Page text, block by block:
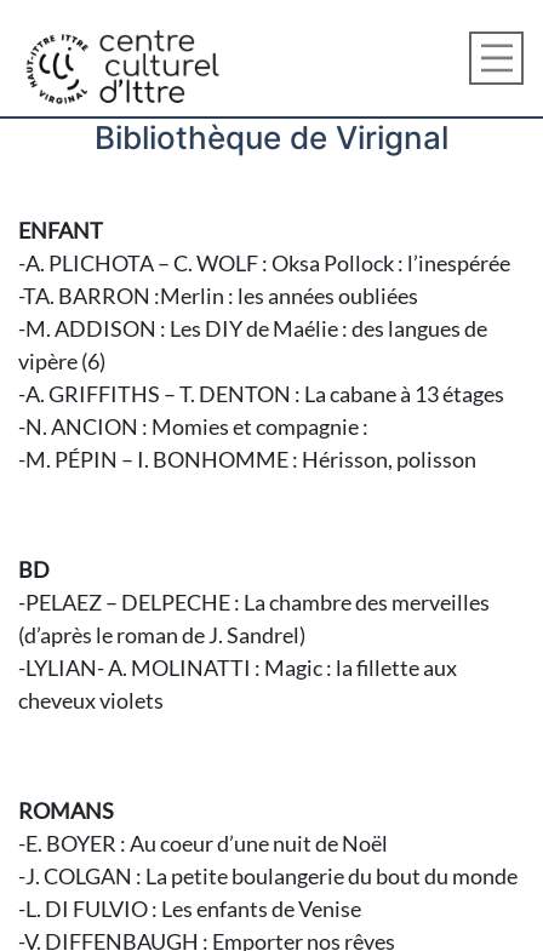
Bibliothèque de Virignal
ENFANT
-A. PLICHOTA – C. WOLF : Oksa Pollock : l’inespérée
-TA. BARRON :Merlin : les années oubliées
-M. ADDISON : Les DIY de Maélie : des langues de
vipère (6)
-A. GRIFFITHS – T. DENTON : La cabane à 13 étages
-N. ANCION : Momies et compagnie :
-M. PÉPIN – I. BONHOMME : Hérisson, polisson
BD
-PELAEZ – DELPECHE : La chambre des merveilles
(d’après le roman de J. Sandrel)
-LYLIAN- A. MOLINATTI : Magic : la fillette aux
cheveux violets
ROMANS
-E. BOYER : Au coeur d’une nuit de Noël
-J. COLGAN : La petite boulangerie du bout du monde
-L. DI FULVIO : Les enfants de Venise
-V. DIFFENBAUGH : Emporter nos rêves